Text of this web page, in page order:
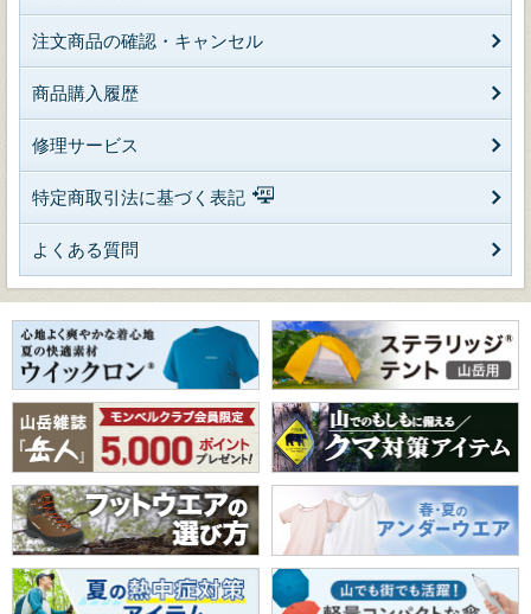
注文商品の確認・キャンセル
商品購入履歴
修理サービス
特定商取引法に基づく表記
よくある質問